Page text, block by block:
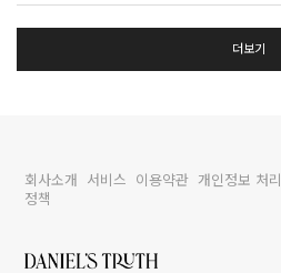
더보기
회사소개 서비스 이용약관 개인정보 처
정책